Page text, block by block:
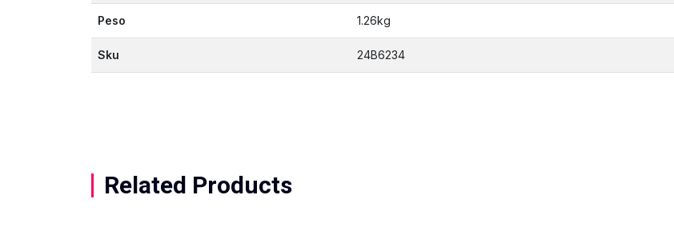
Peso 1.26kg
Sku 24B6234
Related Products